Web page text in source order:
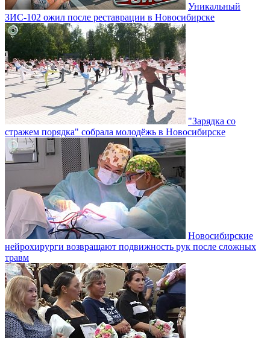
Уникальный
ЗИС-102 ожил после реставрации в Новосибирске
"Зарядка со
стражем порядка" собрала молодёжь в Новосибирске
Новосибирские
нейрохирурги возвращают подвижность рук после сложных
травм